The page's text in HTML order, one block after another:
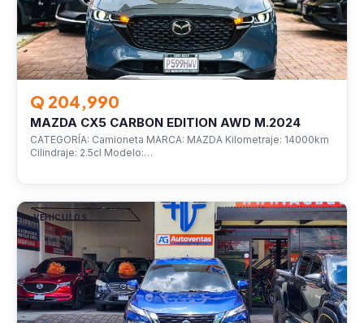
Q 204,990
MAZDA CX5 CARBON EDITION AWD M.2024
CATEGORÍA: Camioneta MARCA: MAZDA Kilometraje: 14000km
Cilindraje: 2.5cl Modelo:…
VEHÍCULOS